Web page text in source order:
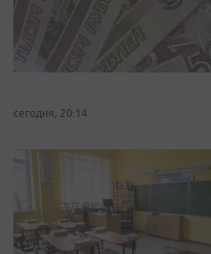
сегодня, 20:14